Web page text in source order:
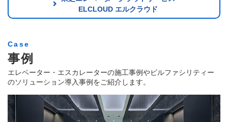
ELCLOUD エルクラウド
Case
事例
エレベーター・エスカレーターの施工事例やビルファシリティー
のソリューション導入事例をご紹介します。